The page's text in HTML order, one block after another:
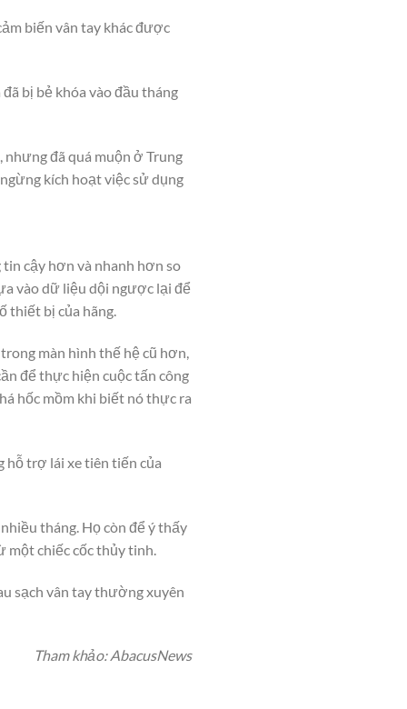
biến vân tay khác được
bị bẻ khóa vào đầu tháng
nhưng đã quá muộn ở Trung
kích hoạt việc sử dụng
cậy hơn và nhanh hơn so
vào dữ liệu dội ngược lại để
thiết bị của hãng.
màn hình thế hệ cũ hơn,
để thực hiện cuộc tấn công
hốc mồm khi biết nó thực ra
hỗ trợ lái xe tiên tiến của
tháng. Họ còn để ý thấy
chiếc cốc thủy tinh.
sạch vân tay thường xuyên
Tham khảo: AbacusNews